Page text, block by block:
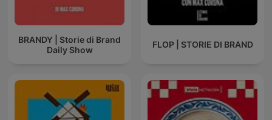
BRANDY | Storie di Brand
Daily Show
FLOP | STORIE DI BRAND